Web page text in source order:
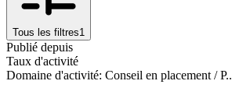
Tous les filtres1
Publié depuis
Taux d'activité
Domaine d'activité: Conseil en placement / P..